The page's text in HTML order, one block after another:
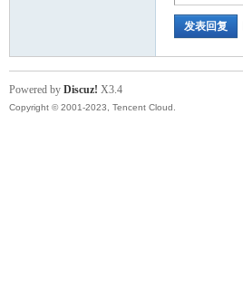
发表回复
Powered by Discuz! X3.4
Copyright © 2001-2023, Tencent Cloud.